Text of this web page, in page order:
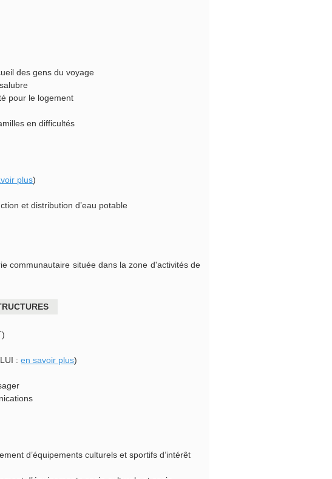
des gens du voyage
pour le logement
en difficultés
plus)
et distribution d’eau potable
communautaire située dans la zone d'activités de
:en savoir plus)
d’équipements culturels et sportifs d’intérêt